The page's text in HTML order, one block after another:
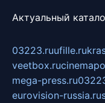
Актуальный
03223.ruufille.ru
veetbox.ru
mega-press.ru
eurovision-russia.ru